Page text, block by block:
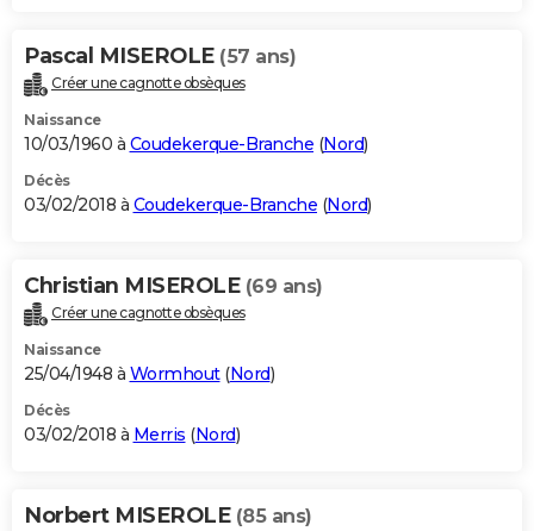
Pascal MISEROLE (57 ans)
Créer une cagnotte obsèques
Naissance
10/03/1960 à Coudekerque-Branche (Nord)
Décès
03/02/2018 à Coudekerque-Branche (Nord)
Christian MISEROLE (69 ans)
Créer une cagnotte obsèques
Naissance
25/04/1948 à Wormhout(Nord)
Décès
03/02/2018 à Merris (Nord)
Norbert MISEROLE (85 ans)